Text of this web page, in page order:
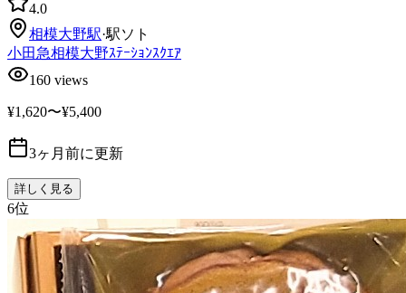
4.0
相模大野駅·駅ソト
小田急相模大野ｽﾃｰｼｮﾝｽｸｴｱ
160 views
¥1,620〜¥5,400
3ヶ月前に更新
詳しく見る
6位